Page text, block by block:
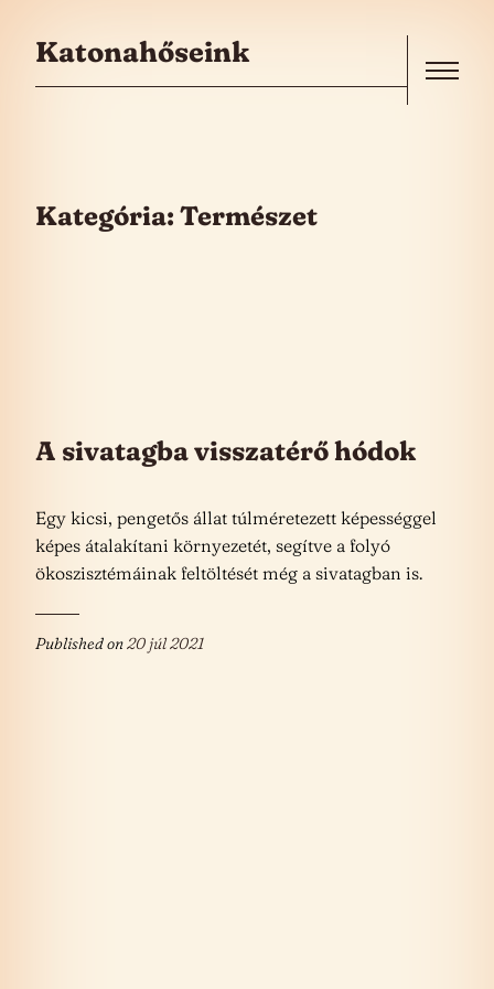
Katonahőseink
Kategória: Természet
A sivatagba visszatérő hódok
Egy kicsi, pengetős állat túlméretezett képességgel
képes átalakítani környezetét, segítve a folyó
ökoszisztémáinak feltöltését még a sivatagban is.
Published on20 júl 2021